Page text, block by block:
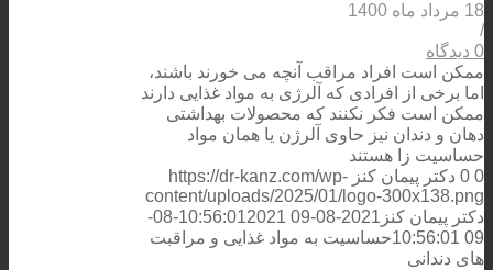
18 مرداد ماه 1400
/
0 دیدگاه
ممکن است افراد مراقب آنچه می خورند باشند،
اما برخی از افرادی که آلرژی به مواد غذایی دارند
ممکن است فکر نکنند که محصولات بهداشتی
دهان و دندان نیز حاوی آلرژن یا همان مواد
حساسیت زا هستند
0
0 دکتر پیمان کنز https://dr-kanz.com/wp-
content/uploads/2025/01/logo-300x138.png
دکتر پیمان کنز 2021-08-09 10:56:01
2021-08-
09 10:56:01
حساسیت به مواد غذایی و مراقبت
های دندانی